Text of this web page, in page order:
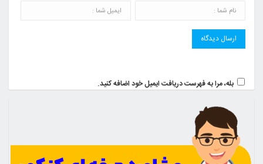
بله، مرا به فهرست دریافت ایمیل خود اضافه کنید.